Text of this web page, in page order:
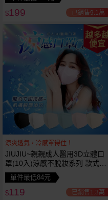
$199 已銷售9.1萬
越多
便宜
涼爽透氣，冷感罩得住！
JIUJIU~親親成人醫用3D立體口
罩(10入)涼感不脫妝系列 款式可
選
單件最低84元
$119 已銷售1.3萬